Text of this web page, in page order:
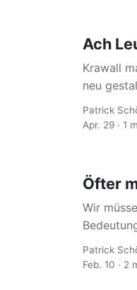
Ach
Krawall
neu
Patrick
Apr. 29 · 1
Öfter
Wir
Patrick
Feb. 10 · 2